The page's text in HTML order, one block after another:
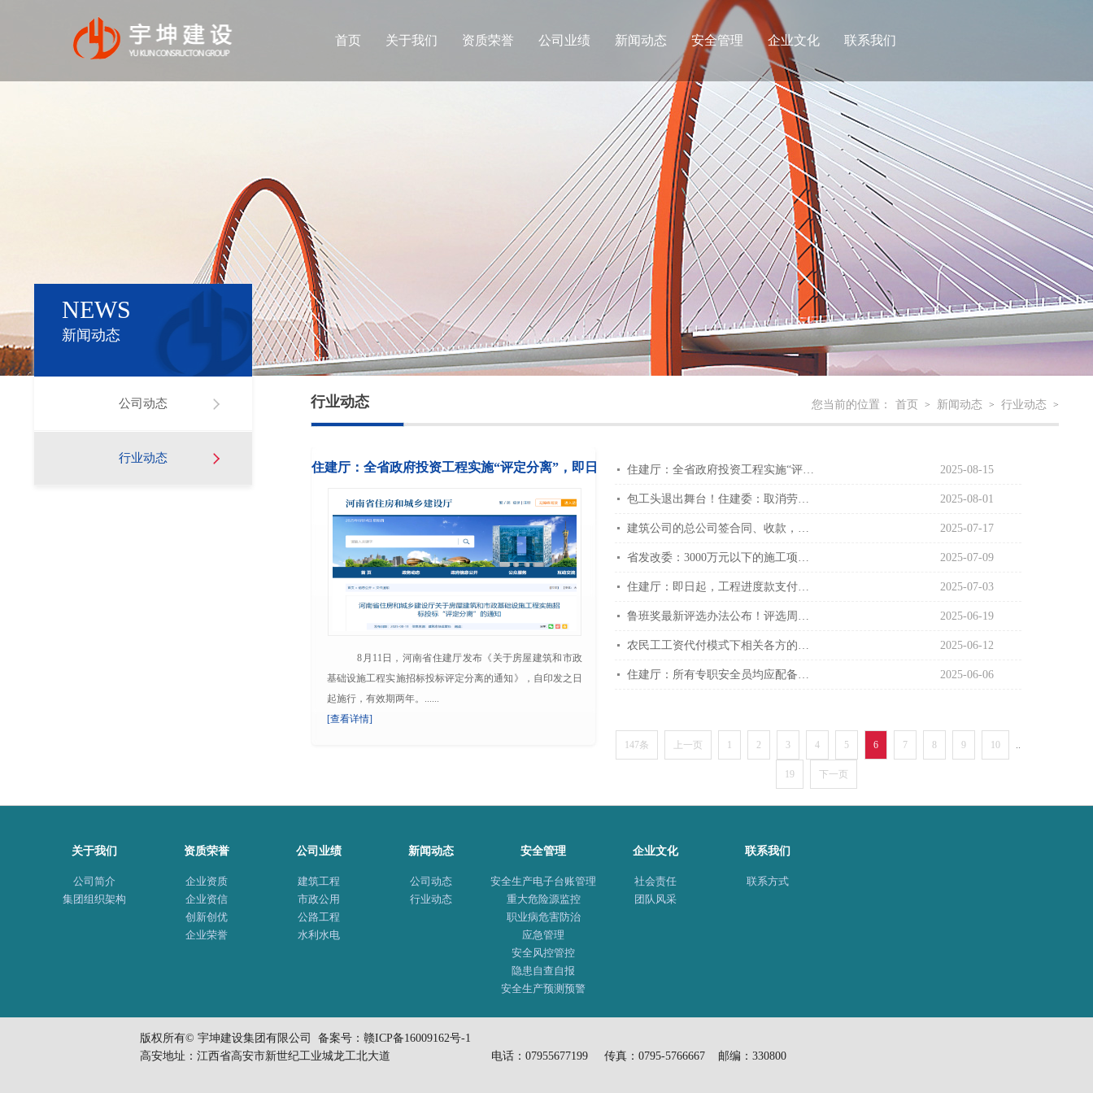
首页 关于我们 资质荣誉 公司业绩 新闻动态 安全管理 企业文化 联系我们
NEWS
新闻动态
公司动态
行业动态
行业动态 您当前的位置： 首页 > 新闻动态 > 行业动态 >
住建厅：全省政府投资工程实施“评定分离”，即日
起实施！
8月11日，河南省住建厅发布《关于房屋建筑和市政
基础设施工程实施招标投标评定分离的通知》，自印发之日
起施行，有效期两年。......
[查看详情]
住建厅：全省政府投资工程实施“评定分离”，即日起实施！ 2025-08-15
包工头退出舞台！住建委：取消劳务分包！全面实现自有工人施工！ 2025-08-01
建筑公司的总公司签合同、收款，分公司开发票可以吗？ 2025-07-17
省发改委：3000万元以下的施工项目，原则上优先发包给小微建筑企业！ 2025-07-09
住建厅：即日起，工程进度款支付比例不低于80%！ 2025-07-03
鲁班奖最新评选办法公布！评选周期改为3年！ 2025-06-19
农民工工资代付模式下相关各方的财税处理 2025-06-12
住建厅：所有专职安全员均应配备检查记录仪！ 2025-06-06
147条 上一页 1 2 3 4 5 6 7 8 9 10 ..
19 下一页
关于我们
公司简介
集团组织架构
资质荣誉
企业资质
企业资信
创新创优
企业荣誉
公司业绩
建筑工程
市政公用
公路工程
水利水电
新闻动态
公司动态
行业动态
安全管理
安全生产电子台账管理
重大危险源监控
职业病危害防治
应急管理
安全风控管控
隐患自查自报
安全生产预测预警
企业文化
社会责任
团队风采
联系我们
联系方式
版权所有© 宇坤建设集团有限公司 备案号： 赣ICP备16009162号-1
高安地址：江西省高安市新世纪工业城龙工北大道 电话：07955677199 传真：0795-5766667 邮编：330800